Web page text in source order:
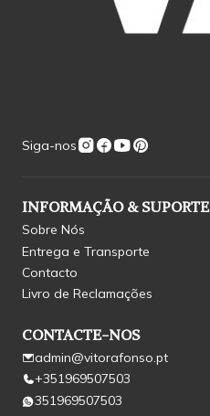
Siga-nos
INFORMAÇÃO & SUPORTE
Sobre Nós
Entrega e Transporte
Contacto
Livro de Reclamações
CONTACTE-NOS
admin@vitorafonso.pt
+351969507503
351969507503